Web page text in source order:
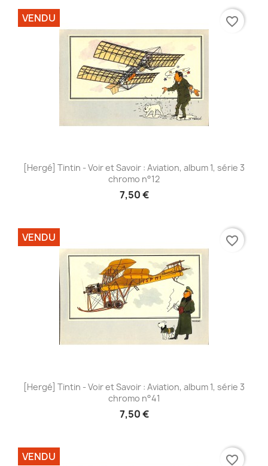
[Hergé] Tintin - Voir et Savoir : Aviation, album 1, série 3
chromo n°12
7,50 €
VENDU favorite_border
[Hergé] Tintin - Voir et Savoir : Aviation, album 1, série 3
chromo n°41
7,50 €
VENDU favorite_border
VENDU favorite_border